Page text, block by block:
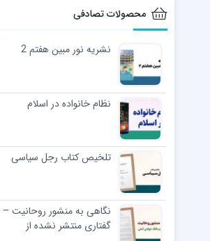
محصولات تصادفی
نشریه نور مبین هفتم 2
نظام خانواده در اسلام
تلخیص کتاب رجل سیاسی
نگاهی به منشور روحانیت –
گفتاری منتشر نشده از